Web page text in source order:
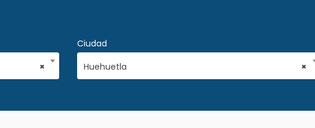
×
Ciudad
×
Huehuetla